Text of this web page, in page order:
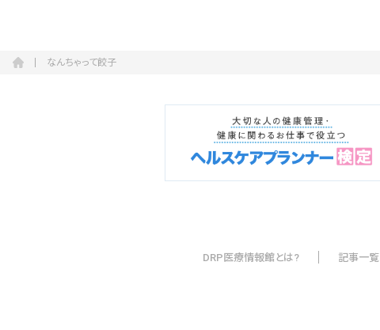
なんちゃって餃子
DRP医療情報館とは? 記事一覧